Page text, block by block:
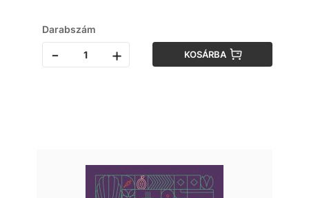
Darabszám
- + KOSÁRBA